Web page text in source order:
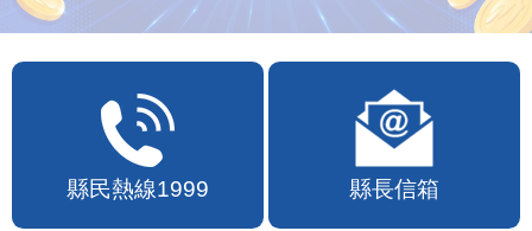
縣民熱線1999 縣長信箱